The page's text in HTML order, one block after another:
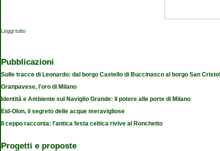
Leggi tutto
Pubblicazioni
Sulle tracce di Leonardo: dal borgo Castello di Buccinasco al borgo San
Granpavese, l'oro di Milano
Identità e Ambiente sul Naviglio Grande: Il potere alle porte di Milano
Eid-Olon, il segreto delle acque meravigliose
Il ceppo racconta: l'antica festa celtica rivive al Ronchetto
Progetti e proposte